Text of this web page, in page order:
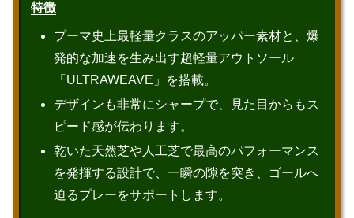
特徴
プーマ史上最軽量クラスのアッパー素材と、爆
発的な加速を生み出す超軽量アウトソール
「ULTRAWEAVE」を搭載。
デザインも非常にシャープで、見た目からもス
ピード感が伝わります。
乾いた天然芝や人工芝で最高のパフォーマンス
を発揮する設計で、一瞬の隙を突き、ゴールへ
迫るプレーをサポートします。